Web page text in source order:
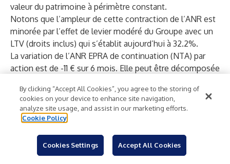
valeur du patrimoine à périmètre constant.
Notons que l’ampleur de cette contraction de l’ANR est
minorée par l’effet de levier modéré du Groupe avec un
LTV (droits inclus) qui s’établit aujourd’hui à 32.2%.
La variation de l’ANR EPRA de continuation (NTA) par
action est de -11 € sur 6 mois. Elle peut être décomposée
- Dividende payé au S1 23 : - 2,65 €
- Résultat récurrent S1 23 : + 2,9 €
- Variation de valeur provenant de l’effet taux : - 17,2 €
- Plus-values de cessions : + 1,2 €
By clicking “Accept All Cookies”, you agree to the storing of
cookies on your device to enhance site navigation,
analyze site usage, and assist in our marketing efforts.
Cookie Policy
Cookies Settings Accept All Cookies